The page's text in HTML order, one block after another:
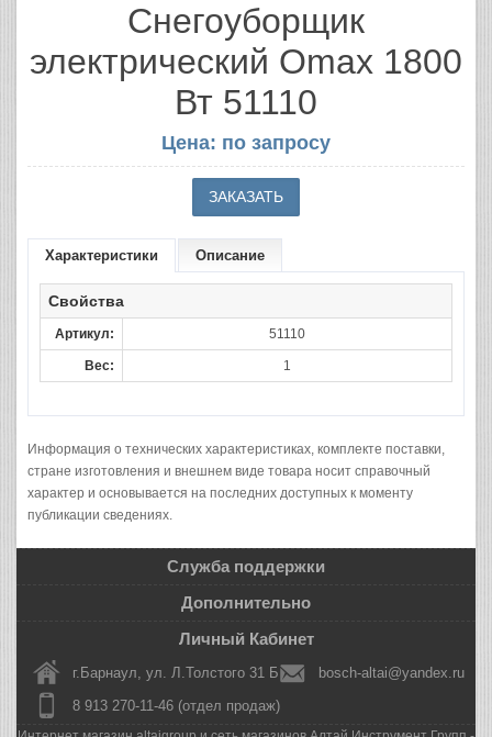
Снегоуборщик
электрический Omax 1800
Вт 51110
Цена: по запросу
Характеристики Описание
Свойства
Артикул: 51110
Вес: 1
Информация о технических характеристиках, комплекте поставки,
стране изготовления и внешнем виде товара носит справочный
характер и основывается на последних доступных к моменту
публикации сведениях.
Служба поддержки
Дополнительно
Личный Кабинет
г.Барнаул, ул. Л.Толстого 31 Б
bosch-altai@yandex.ru
8 913 270-11-46 (отдел продаж)